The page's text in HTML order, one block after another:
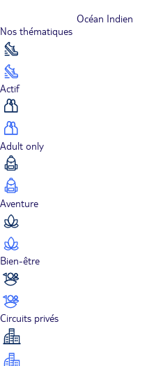
Océan Indien
Nos thématiques
Actif
Adult only
Aventure
Bien-être
Circuits privés